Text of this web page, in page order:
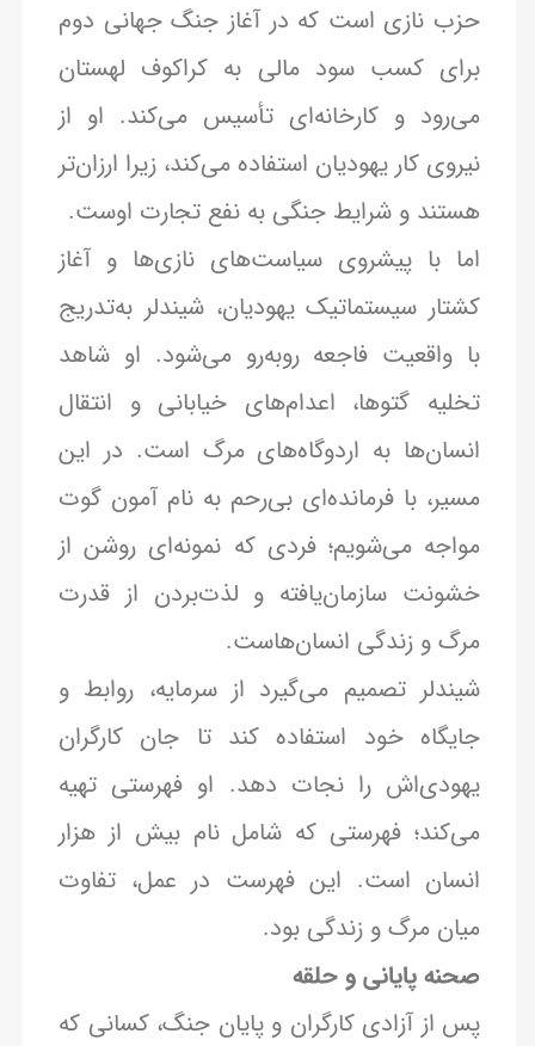
حزب نازی است که در آغاز جنگ جهانی دوم
برای کسب سود مالی به کراکوف لهستان
می‌رود و کارخانه‌ای تأسیس می‌کند. او از
نیروی کار یهودیان استفاده می‌کند، زیرا ارزان‌تر
هستند و شرایط جنگی به نفع تجارت اوست.
اما با پیشروی سیاست‌های نازی‌ها و آغاز
کشتار سیستماتیک یهودیان، شیندلر به‌تدریج
با واقعیت فاجعه روبه‌رو می‌شود. او شاهد
تخلیه گتوها، اعدام‌های خیابانی و انتقال
انسان‌ها به اردوگاه‌های مرگ است. در این
مسیر، با فرمانده‌ای بی‌رحم به نام آمون گوت
مواجه می‌شویم؛ فردی که نمونه‌ای روشن از
خشونت سازمان‌یافته و لذت‌بردن از قدرت
مرگ و زندگی انسان‌هاست.
شیندلر تصمیم می‌گیرد از سرمایه، روابط و
جایگاه خود استفاده کند تا جان کارگران
یهودی‌اش را نجات دهد. او فهرستی تهیه
می‌کند؛ فهرستی که شامل نام بیش از هزار
انسان است. این فهرست در عمل، تفاوت
میان مرگ و زندگی بود.
صحنه پایانی و حلقه
پس از آزادی کارگران و پایان جنگ، کسانی که